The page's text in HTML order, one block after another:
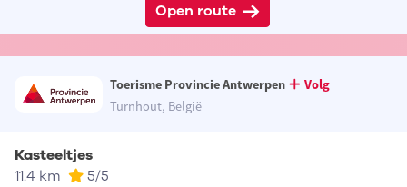
Open route
Toerisme Provincie Antwerpen
Volg
Turnhout, België
Kasteeltjes
11.4 km 5/5